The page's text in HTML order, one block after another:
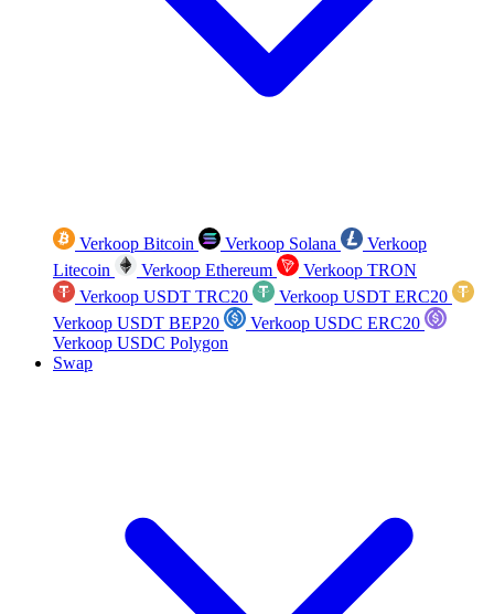
Verkoop Bitcoin Verkoop Solana
Verkoop
Litecoin
Verkoop Ethereum
Verkoop TRON
Verkoop USDT TRC20
Verkoop USDT ERC20
Verkoop USDT BEP20
Verkoop USDC ERC20
Verkoop USDC Polygon
Swap